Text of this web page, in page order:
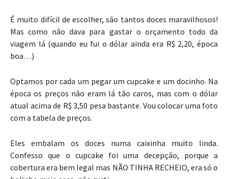
É muito difícil de escolher, são tantos doces maravilhosos!
Mas como não dava para gastar o orçamento todo da
viagem lá (quando eu fui o dólar ainda era R$ 2,20, época
boa…)
Optamos por cada um pegar um cupcake e um docinho. Na
época os preços não eram lá tão caros, mas com o dólar
atual acima de R$ 3,50 pesa bastante. Vou colocar uma foto
com a tabela de preços.
Eles embalam os doces numa caixinha muito linda.
Confesso que o cupcake foi uma decepção, porque a
cobertura era bem legal mas NÃO TINHA RECHEIO, era só o